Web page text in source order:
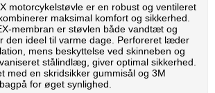
motorcykelstøvle er en robust og ventileret
maksimal komfort og sikkerhed.
membran er støvlen både vandtæt og
den ideel til varme dage. Perforeret læder
mens beskyttelse ved skinneben og
stålindlæg, giver optimal sikkerhed.
med en skridsikker gummisål og 3M
for øget synlighed.